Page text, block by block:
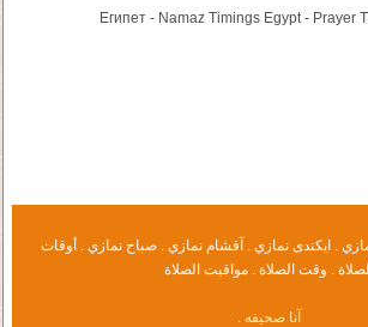
. ايكندى نمازي . آقشام نمازي . صباح نمازي . أوقات
. وقت الصلاة . مواقيت الصلاة
آنا صحيفه